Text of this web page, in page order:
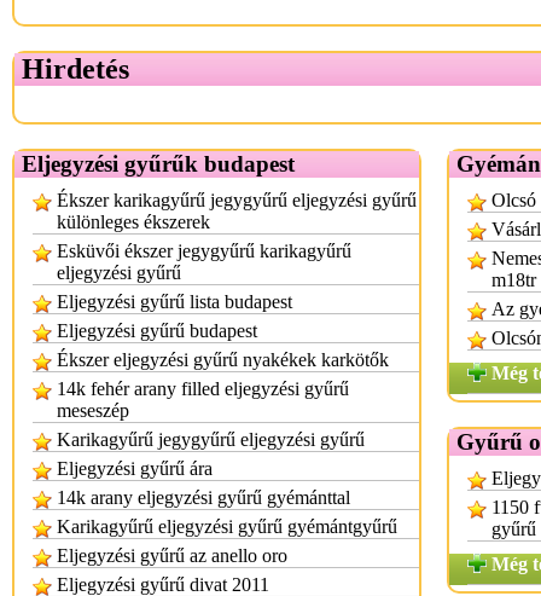
Hirdetés
Eljegyzési gyűrűk budapest
Ékszer karikagyűrű jegygyűrű eljegyzési gyűrű
különleges ékszerek
Esküvői ékszer jegygyűrű karikagyűrű
eljegyzési gyűrű
Eljegyzési gyűrű lista budapest
Eljegyzési gyűrű budapest
Ékszer eljegyzési gyűrű nyakékek karkötők
14k fehér arany filled eljegyzési gyűrű
meseszép
Karikagyűrű jegygyűrű eljegyzési gyűrű
Eljegyzési gyűrű ára
14k arany eljegyzési gyűrű gyémánttal
Karikagyűrű eljegyzési gyűrű gyémántgyűrű
Eljegyzési gyűrű az anello oro
Eljegyzési gyűrű divat 2011
Olcsó
m18tr
Az
Még
Gyűrű
1150
gyűrű
Még